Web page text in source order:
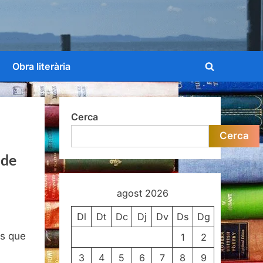
Obra literària
Toggle
search
form
que
Cerca
Cerca
agost 2026
Dl Dt Dc Dj Dv Ds
Dg
1
2
3
4 5 6 7 8
9